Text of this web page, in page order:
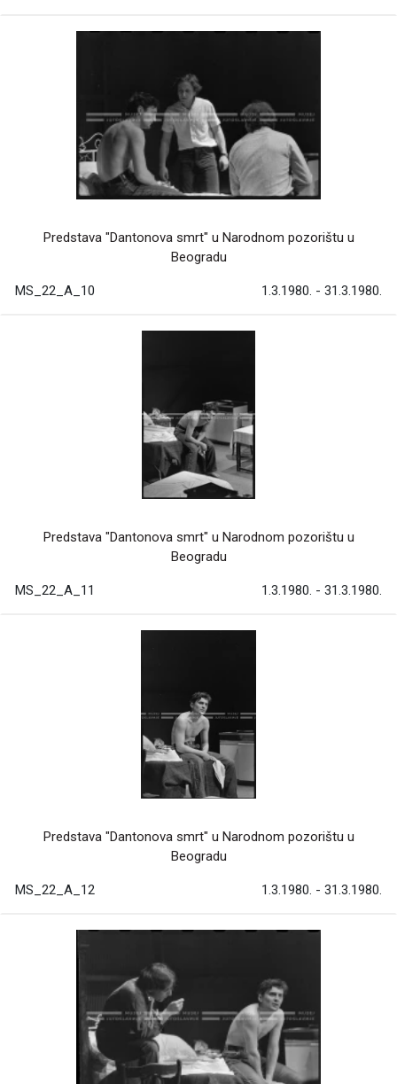
Predstava "Dantonova smrt" u Narodnom pozorištu u
Beogradu
MS_22_A_10 1.3.1980. - 31.3.1980.
Predstava "Dantonova smrt" u Narodnom pozorištu u
Beogradu
MS_22_A_11 1.3.1980. - 31.3.1980.
Predstava "Dantonova smrt" u Narodnom pozorištu u
Beogradu
MS_22_A_12 1.3.1980. - 31.3.1980.